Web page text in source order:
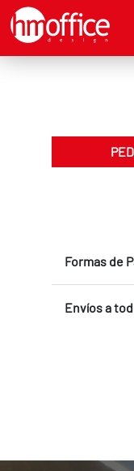
Formas de
Envíos a